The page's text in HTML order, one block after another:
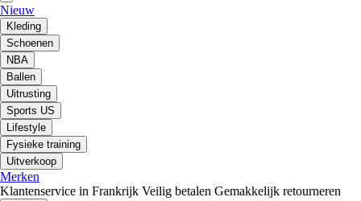
Nieuw
Kleding
Schoenen
NBA
Ballen
Uitrusting
Sports US
Lifestyle
Fysieke training
Uitverkoop
Merken
Klantenservice in Frankrijk Veilig betalen Gemakkelijk retourneren